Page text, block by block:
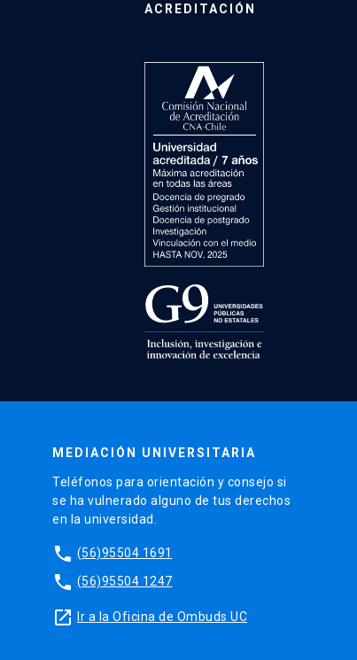
ACREDITACIÓN
MEDIACIÓN UNIVERSITARIA
Teléfonos para orientación y consejo si
se ha vulnerado alguno de tus derechos
en la universidad.
phone (56)95504 1691
phone (56)95504 1247
launch Ir a la Oficina de Ombuds UC